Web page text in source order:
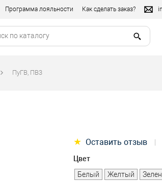
Программа лояльности Как сделать заказ?
ПуГВ, ПВ3
★ Оставить отзыв
Цвет
Белый
Желтый